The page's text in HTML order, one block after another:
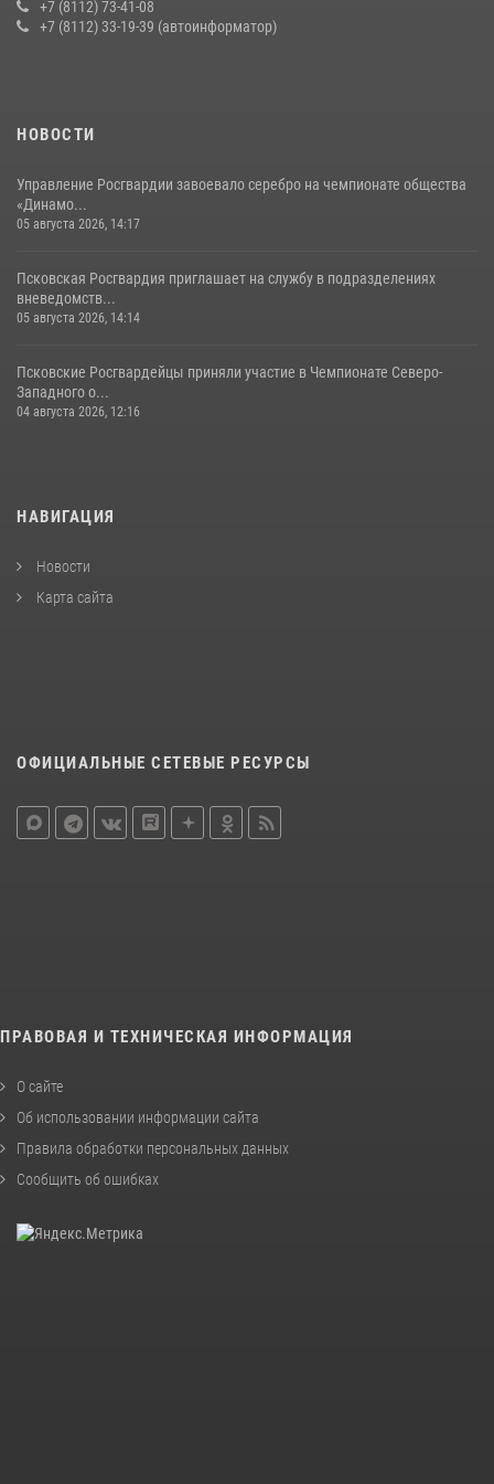
16 июля 2026, 10:24
31 июля 2026, 13:53
+7 (8112) 73-41-08
+7 (8112) 33-19-39 (автоинформатор)
НОВОСТИ
Управление Росгвардии завоевало серебро на чемпионате общества
«Динамо...
05 августа 2026, 14:17
Псковская Росгвардия приглашает на службу в подразделениях
вневедомств...
05 августа 2026, 14:14
Псковские Росгвардейцы приняли участие в Чемпионате Северо-
Западного о...
04 августа 2026, 12:16
НАВИГАЦИЯ
Новости
Карта сайта
ОФИЦИАЛЬНЫЕ СЕТЕВЫЕ РЕСУРСЫ
ПРАВОВАЯ И ТЕХНИЧЕСКАЯ ИНФОРМАЦИЯ
О сайте
Об использовании информации сайта
Правила обработки персональных данных
Сообщить об ошибках